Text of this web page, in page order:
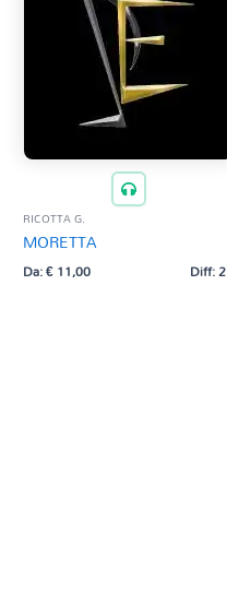
RICOTTA G.
MORETTA
Da:€11,00 Diff: 2